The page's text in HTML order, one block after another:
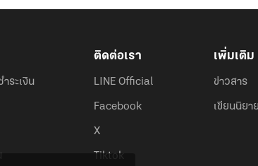
ระเงิน
ติดต่อเรา
LINE Official
Facebook
X
Tiktok
เพิ่มเติม
ข่าวสาร
เขียนนิยาย